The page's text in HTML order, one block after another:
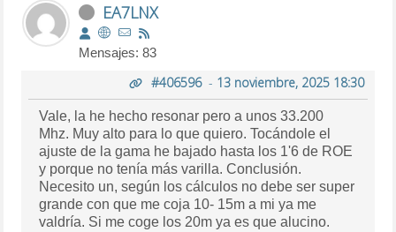
EA7LNX
Mensajes: 83
#406596- 13 noviembre, 2025 18:30
Vale, la he hecho resonar pero a unos 33.200
Mhz. Muy alto para lo que quiero. Tocándole el
ajuste de la gama he bajado hasta los 1'6 de ROE
y porque no tenía más varilla. Conclusión.
Necesito un, según los cálculos no debe ser super
grande con que me coja 10- 15m a mi ya me
valdría. Si me coge los 20m ya es que alucino.